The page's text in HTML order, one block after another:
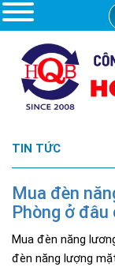
TIN TỨC
Mua đèn
Phòng ở đâu
Mua đèn năng
đèn năng lượng